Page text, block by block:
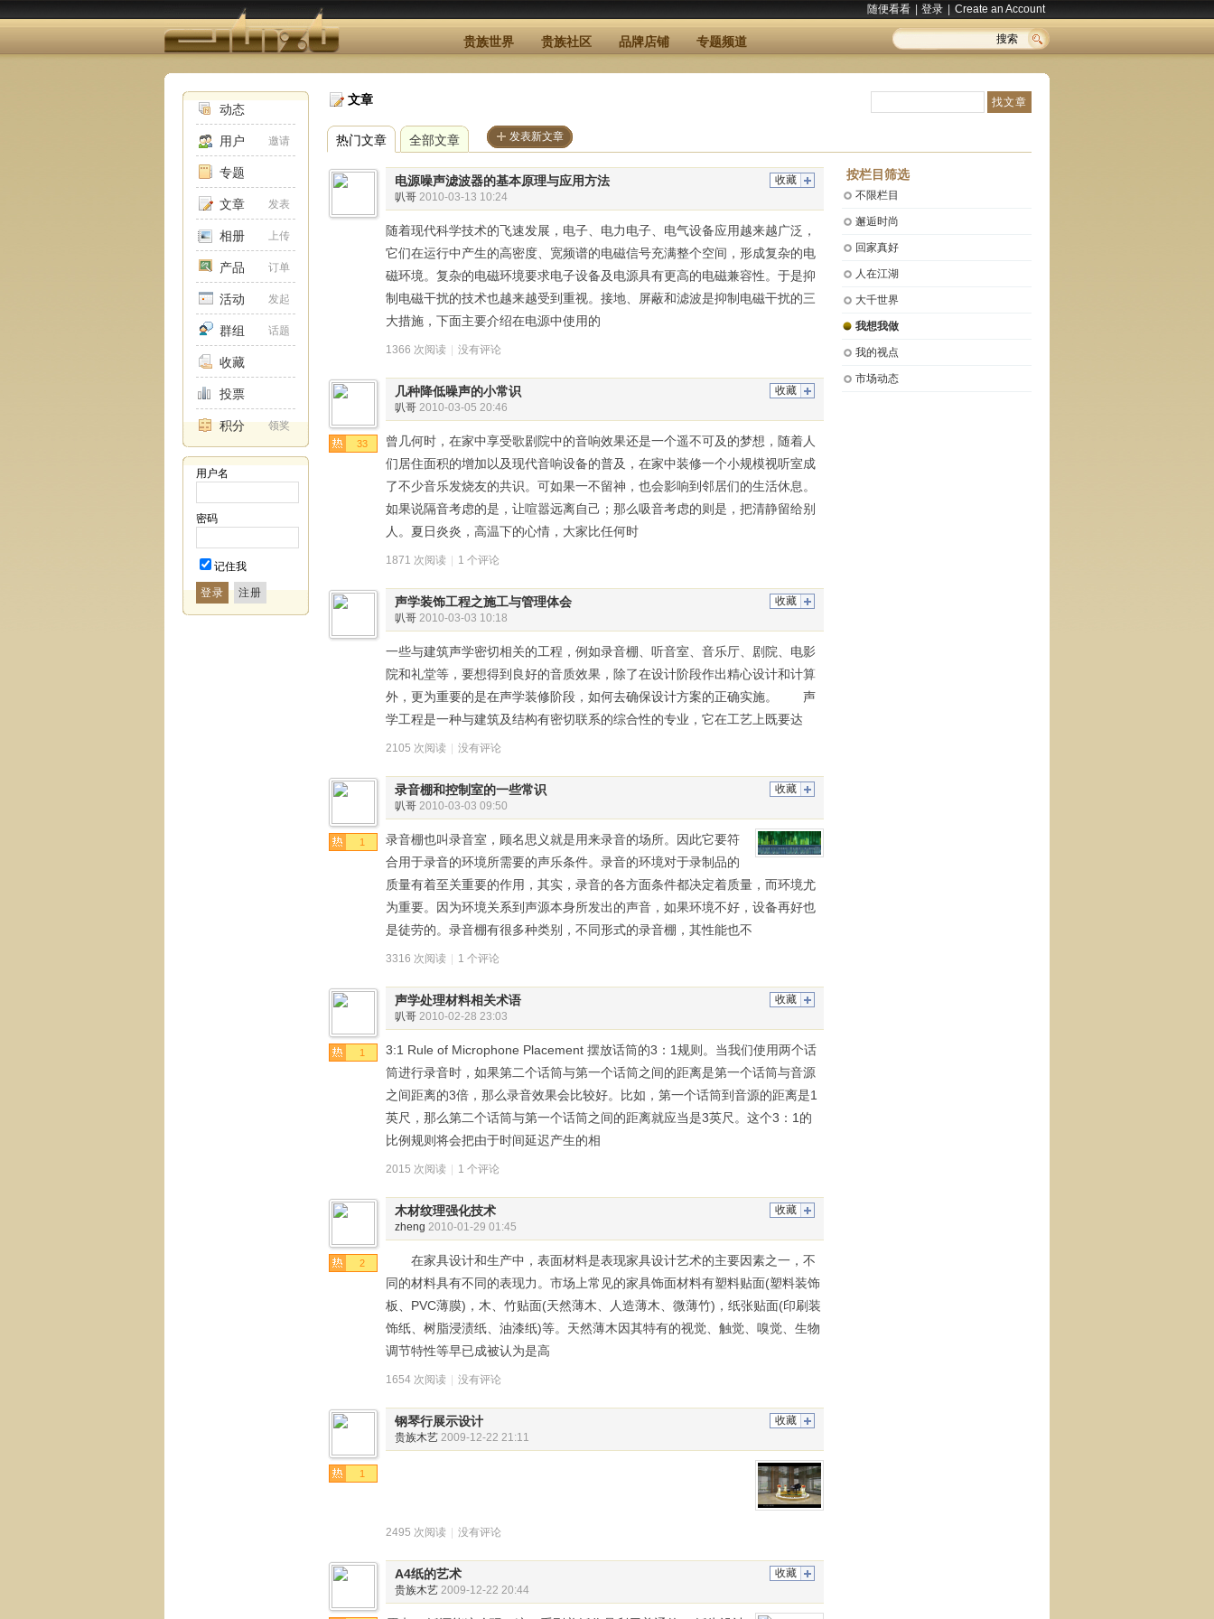
搜索
随便看看 登录 Create an Account
贵族世界 贵族社区 品牌店铺 专题频道
动态
用户 邀请
专题
文章 发表
相册 上传
产品 订单
活动 发起
群组 话题
收藏
投票
积分 领奖
用户名
密码
记住我
登录
文章
热门文章 全部文章 发表新文章
收藏
电源噪声滤波器的基本原理与应用方法
叭哥 2010-03-13 10:24
随着现代科学技术的飞速发展，电子、电力电子、电气设备应用越来越广泛，
它们在运行中产生的高密度、宽频谱的电磁信号充满整个空间，形成复杂的电
磁环境。复杂的电磁环境要求电子设备及电源具有更高的电磁兼容性。于是抑
制电磁干扰的技术也越来越受到重视。接地、屏蔽和滤波是抑制电磁干扰的三
大措施，下面主要介绍在电源中使用的
1366 次阅读 没有评论
33
收藏
几种降低噪声的小常识
叭哥 2010-03-05 20:46
曾几何时，在家中享受歌剧院中的音响效果还是一个遥不可及的梦想，随着人
们居住面积的增加以及现代音响设备的普及，在家中装修一个小规模视听室成
了不少音乐发烧友的共识。可如果一不留神，也会影响到邻居们的生活休息。
如果说隔音考虑的是，让喧嚣远离自己；那么吸音考虑的则是，把清静留给别
人。夏日炎炎，高温下的心情，大家比任何时
1871 次阅读 1 个评论
收藏
声学装饰工程之施工与管理体会
叭哥 2010-03-03 10:18
一些与建筑声学密切相关的工程，例如录音棚、听音室、音乐厅、剧院、电影
院和礼堂等，要想得到良好的音质效果，除了在设计阶段作出精心设计和计算
外，更为重要的是在声学装修阶段，如何去确保设计方案的正确实施。 声
学工程是一种与建筑及结构有密切联系的综合性的专业，它在工艺上既要达
2105 次阅读 没有评论
1
收藏
录音棚和控制室的一些常识
叭哥 2010-03-03 09:50
录音棚也叫录音室，顾名思义就是用来录音的场所。因此它要符
合用于录音的环境所需要的声乐条件。录音的环境对于录制品的
质量有着至关重要的作用，其实，录音的各方面条件都决定着质量，而环境尤
为重要。因为环境关系到声源本身所发出的声音，如果环境不好，设备再好也
是徒劳的。录音棚有很多种类别，不同形式的录音棚，其性能也不
3316 次阅读 1 个评论
1
收藏
声学处理材料相关术语
叭哥 2010-02-28 23:03
3:1 Rule of Microphone Placement 摆放话筒的3：1规则。当我们使用两个话
筒进行录音时，如果第二个话筒与第一个话筒之间的距离是第一个话筒与音源
之间距离的3倍，那么录音效果会比较好。比如，第一个话筒到音源的距离是1
英尺，那么第二个话筒与第一个话筒之间的距离就应当是3英尺。这个3：1的
比例规则将会把由于时间延迟产生的相
2015 次阅读 1 个评论
2
收藏
木材纹理强化技术
zheng 2010-01-29 01:45
在家具设计和生产中，表面材料是表现家具设计艺术的主要因素之一，不
同的材料具有不同的表现力。市场上常见的家具饰面材料有塑料贴面(塑料装饰
板、PVC薄膜)，木、竹贴面(天然薄木、人造薄木、微薄竹)，纸张贴面(印刷装
饰纸、树脂浸渍纸、油漆纸)等。天然薄木因其特有的视觉、触觉、嗅觉、生物
调节特性等早已成被认为是高
1654 次阅读 没有评论
1
收藏
钢琴行展示设计
贵族木艺 2009-12-22 21:11
2495 次阅读 没有评论
收藏
A4纸的艺术
贵族木艺 2009-12-22 20:44
按栏目筛选
不限栏目
邂逅时尚
回家真好
人在江湖
大千世界
我想我做
我的视点
市场动态